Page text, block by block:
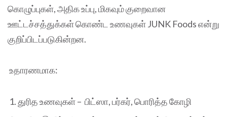
கொழுப்புகள், அதிக உப்பு, மிகவும் குறைவான
ஊட்டச்சத்துக்கள் கொண்ட உணவுகள் JUNK Foods என்று
குறிப்பிடப்படுகின்றன.
உதாரணமாக:
துரித உணவுகள் – பிட்ஸா, பர்கர், பொரித்த கோழி